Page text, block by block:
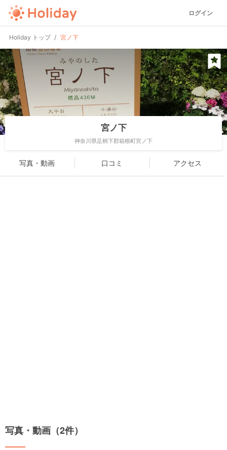
ログイン
Holiday トップ 宮ノ下
宮ノ下
神奈川県足柄下郡箱根町宮ノ下
写真・動画 口コミ アクセス
写真・動画（2件）